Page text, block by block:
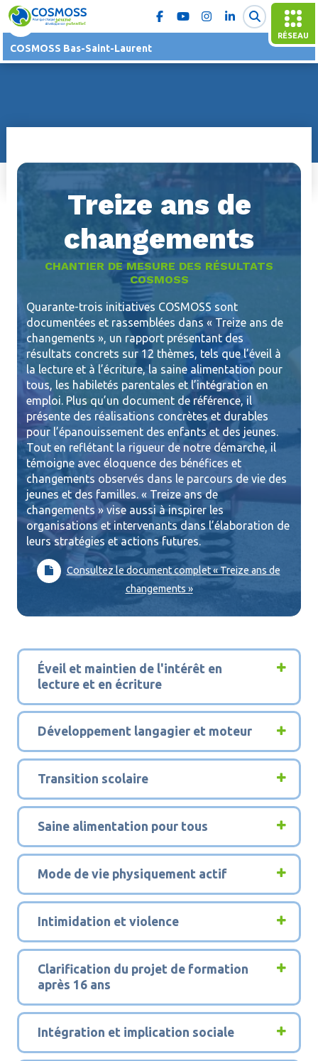
RÉSEAU
COSMOSS Bas-Saint-Laurent
Treize ans de
changements
CHANTIER DE MESURE DES RÉSULTATS
COSMOSS
Quarante-trois initiatives COSMOSS sont
documentées et rassemblées dans « Treize ans de
changements », un rapport présentant des
résultats concrets sur 12 thèmes, tels que l’éveil à
la lecture et à l’écriture, la saine alimentation pour
tous, les habiletés parentales et l’intégration en
emploi. Plus qu’un document de référence, il
présente des réalisations concrètes et durables
pour l’épanouissement des enfants et des jeunes.
Tout en reflétant la rigueur de notre démarche, il
témoigne avec éloquence des bénéfices et
changements observés dans le parcours de vie des
jeunes et des familles. « Treize ans de
changements » vise aussi à inspirer les
organisations et intervenants dans l’élaboration de
leurs stratégies et actions futures.
Consultez le document complet « Treize ans de
changements »
1
Éveil et maintien de l'intérêt en
lecture et en écriture
2
Développement langagier et moteur
3
Transition scolaire
4
Saine alimentation pour tous
5
Mode de vie physiquement actif
6
Intimidation et violence
7
Clarification du projet de formation
après 16 ans
8
Intégration et implication sociale